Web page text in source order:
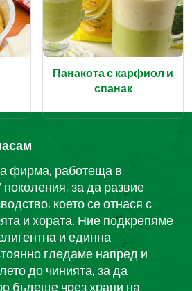
Панакота с карфиол и
спанак
фирма, работеща в
за да развие
което се отнася с
и хората. Ние подкрепяме
и единна
гледаме напред и
до чинията, за да
бъдеще чрез храни на